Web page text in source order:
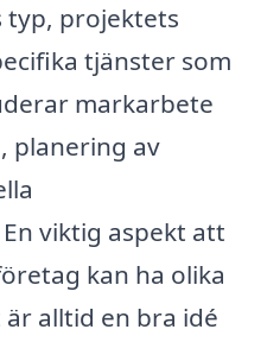
typ, projektets
tjänster som
markarbete
planering av
viktig aspekt att
kan ha olika
alltid en bra idé